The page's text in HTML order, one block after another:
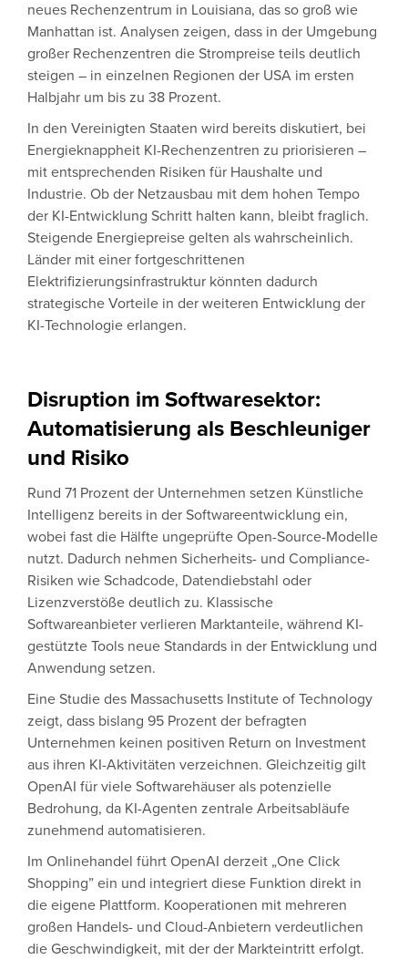
neues Rechenzentrum in Louisiana, das so groß wie
Manhattan ist. Analysen zeigen, dass in der Umgebung
großer Rechenzentren die Strompreise teils deutlich
steigen – in einzelnen Regionen der USA im ersten
Halbjahr um bis zu 38 Prozent.
In den Vereinigten Staaten wird bereits diskutiert, bei
Energieknappheit KI-Rechenzentren zu priorisieren –
mit entsprechenden Risiken für Haushalte und
Industrie. Ob der Netzausbau mit dem hohen Tempo
der KI-Entwicklung Schritt halten kann, bleibt fraglich.
Steigende Energiepreise gelten als wahrscheinlich.
Länder mit einer fortgeschrittenen
Elektrifizierungsinfrastruktur könnten dadurch
strategische Vorteile in der weiteren Entwicklung der
KI-Technologie erlangen.
Disruption im Softwaresektor:
Automatisierung als Beschleuniger
und Risiko
Rund 71 Prozent der Unternehmen setzen Künstliche
Intelligenz bereits in der Softwareentwicklung ein,
wobei fast die Hälfte ungeprüfte Open-Source-Modelle
nutzt. Dadurch nehmen Sicherheits- und Compliance-
Risiken wie Schadcode, Datendiebstahl oder
Lizenzverstöße deutlich zu. Klassische
Softwareanbieter verlieren Marktanteile, während KI-
gestützte Tools neue Standards in der Entwicklung und
Anwendung setzen.
Eine Studie des Massachusetts Institute of Technology
zeigt, dass bislang 95 Prozent der befragten
Unternehmen keinen positiven Return on Investment
aus ihren KI-Aktivitäten verzeichnen. Gleichzeitig gilt
OpenAI für viele Softwarehäuser als potenzielle
Bedrohung, da KI-Agenten zentrale Arbeitsabläufe
zunehmend automatisieren.
Im Onlinehandel führt OpenAI derzeit „One Click
Shopping” ein und integriert diese Funktion direkt in
die eigene Plattform. Kooperationen mit mehreren
großen Handels- und Cloud-Anbietern verdeutlichen
die Geschwindigkeit, mit der der Markteintritt erfolgt.